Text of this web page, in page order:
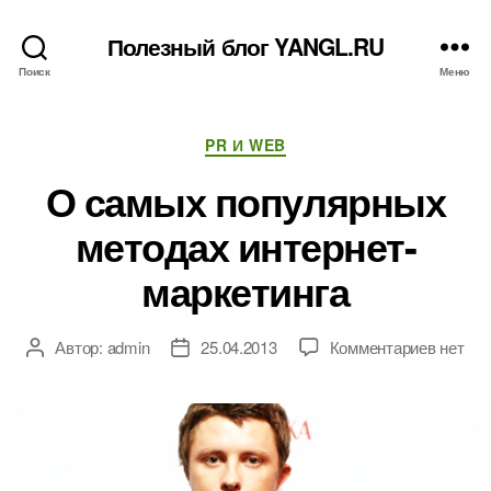
Поиск
Полезный блог YANGL.RU
Меню
Рубрики
PR И WEB
О самых популярных
методах интернет-
маркетинга
АвторАвтор: admin
Дата25.04.2013 Комментариевк
нет